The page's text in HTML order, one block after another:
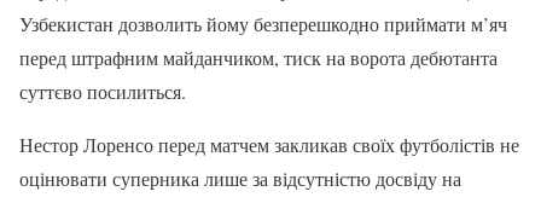
Узбекистан дозволить йому безперешкодно приймати м’яч
перед штрафним майданчиком, тиск на ворота дебютанта
суттєво посилиться.
Нестор Лоренсо перед матчем закликав своїх футболістів не
оцінювати суперника лише за відсутністю досвіду на